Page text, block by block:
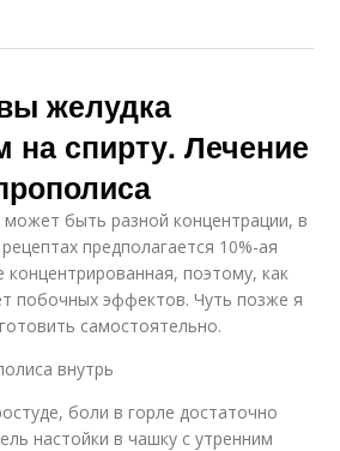
желудка
на спирту. Лечение
быть разной концентрации, в
предполагается 10%-ая
концентрированная, поэтому, как
побочных эффектов. Чуть позже я
самостоятельно.
внутрь
боли в горле достаточно
настойки в чашку с утренним